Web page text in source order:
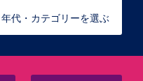
年代・カテゴリーを選ぶ